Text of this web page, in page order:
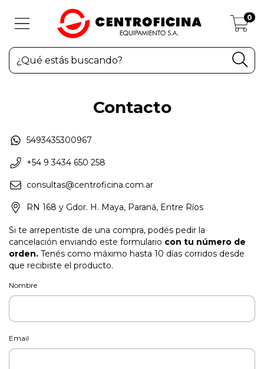
0
Contacto
5493435300967
+54 9 3434 650 258
consultas@centroficina.com.ar
RN 168 y Gdor. H. Maya, Paraná, Entre Ríos
Si te arrepentiste de una compra, podés pedir la
cancelación enviando este formulario con tu número de
orden. Tenés como máximo hasta 10 días corridos desde
que recibiste el producto.
Nombre
Email